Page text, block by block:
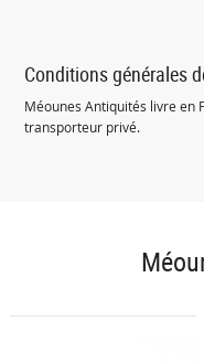
Conditions générales
Méounes Antiquités livre en
transporteur privé.